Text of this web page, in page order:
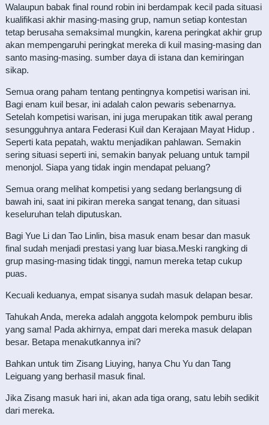
Walaupun babak final round robin ini berdampak kecil pada situasi
kualifikasi akhir masing-masing grup, namun setiap kontestan
tetap berusaha semaksimal mungkin, karena peringkat akhir grup
akan mempengaruhi peringkat mereka di kuil masing-masing dan
santo masing-masing. sumber daya di istana dan kemiringan
sikap.
Semua orang paham tentang pentingnya kompetisi warisan ini.
Bagi enam kuil besar, ini adalah calon pewaris sebenarnya.
Setelah kompetisi warisan, ini juga merupakan titik awal perang
sesungguhnya antara Federasi Kuil dan Kerajaan Mayat Hidup .
Seperti kata pepatah, waktu menjadikan pahlawan. Semakin
sering situasi seperti ini, semakin banyak peluang untuk tampil
menonjol. Siapa yang tidak ingin mendapat peluang?
Semua orang melihat kompetisi yang sedang berlangsung di
bawah ini, saat ini pikiran mereka sangat tenang, dan situasi
keseluruhan telah diputuskan.
Bagi Yue Li dan Tao Linlin, bisa masuk enam besar dan masuk
final sudah menjadi prestasi yang luar biasa.Meski rangking di
grup masing-masing tidak tinggi, namun mereka tetap cukup
puas.
Kecuali keduanya, empat sisanya sudah masuk delapan besar.
Tahukah Anda, mereka adalah anggota kelompok pemburu iblis
yang sama! Pada akhirnya, empat dari mereka masuk delapan
besar. Betapa menakutkannya ini?
Bahkan untuk tim Zisang Liuying, hanya Chu Yu dan Tang
Leiguang yang berhasil masuk final.
Jika Zisang masuk hari ini, akan ada tiga orang, satu lebih sedikit
dari mereka.